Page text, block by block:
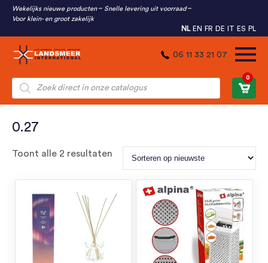
Wekelijks nieuwe producten
Snelle levering uit voorraad
Voor klein- en groot zakelijk
NL EN FR DE IT ES PL
06 11 33 21 07
Producten
zoeken
0
0.27
Toont alle 2 resultaten Gesorteerd
nieuwste